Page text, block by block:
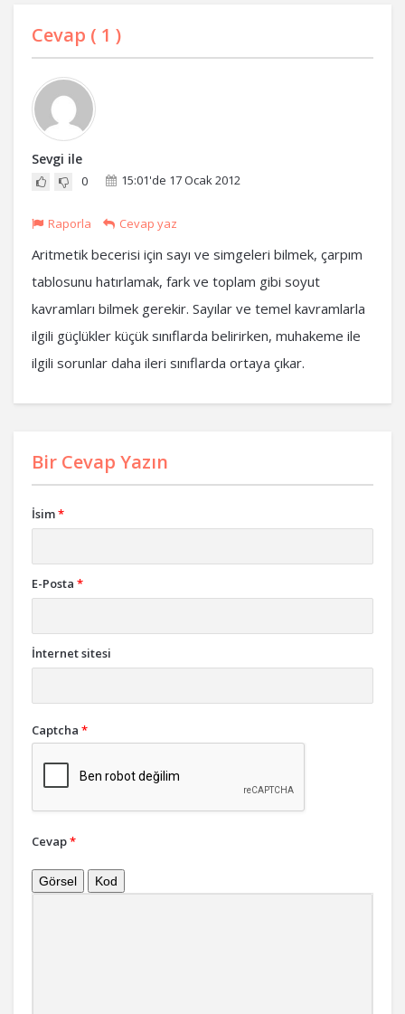
Cevap ( 1 )
Sevgi ile
0 15:01'de 17 Ocak 2012
Raporla Cevap yaz
Aritmetik becerisi için sayı ve simgeleri bilmek, çarpım
tablosunu hatırlamak, fark ve toplam gibi soyut
kavramları bilmek gerekir. Sayılar ve temel kavramlarla
ilgili güçlükler küçük sınıflarda belirirken, muhakeme ile
ilgili sorunlar daha ileri sınıflarda ortaya çıkar.
Bir Cevap Yazın
İsim*
E-Posta *
İnternet sitesi
Captcha *
Cevap*
Görsel Kod